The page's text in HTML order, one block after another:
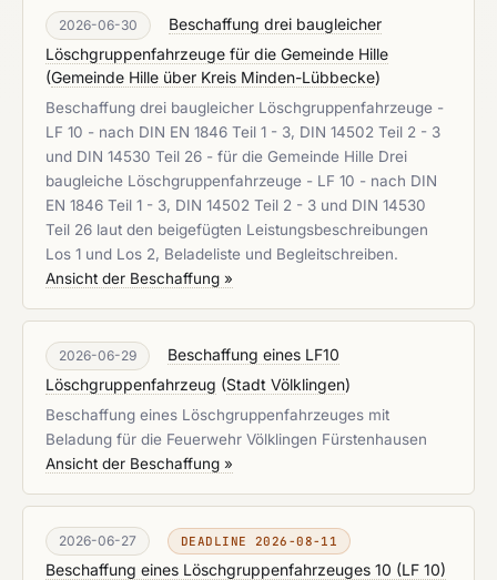
2026-06-30
Beschaffung drei baugleicher
Löschgruppenfahrzeuge für die Gemeinde Hille
(Gemeinde Hille über Kreis Minden-Lübbecke)
Beschaffung drei baugleicher Löschgruppenfahrzeuge -
LF 10 - nach DIN EN 1846 Teil 1 - 3, DIN 14502 Teil 2 - 3
und DIN 14530 Teil 26 - für die Gemeinde Hille Drei
baugleiche Löschgruppenfahrzeuge - LF 10 - nach DIN
EN 1846 Teil 1 - 3, DIN 14502 Teil 2 - 3 und DIN 14530
Teil 26 laut den beigefügten Leistungsbeschreibungen
Los 1 und Los 2, Beladeliste und Begleitschreiben.
Ansicht der Beschaffung »
2026-06-29
Beschaffung eines LF10
Löschgruppenfahrzeug (Stadt Völklingen)
Beschaffung eines Löschgruppenfahrzeuges mit
Beladung für die Feuerwehr Völklingen Fürstenhausen
Ansicht der Beschaffung »
2026-06-27 DEADLINE 2026-08-11
Beschaffung eines Löschgruppenfahrzeuges 10 (LF 10)